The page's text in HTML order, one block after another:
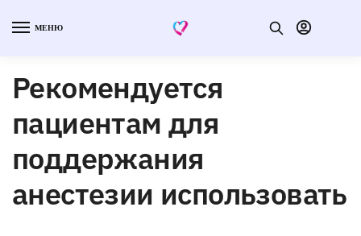
МЕНЮ
Рекомендуется
пациентам для
поддержания
анестезии использовать